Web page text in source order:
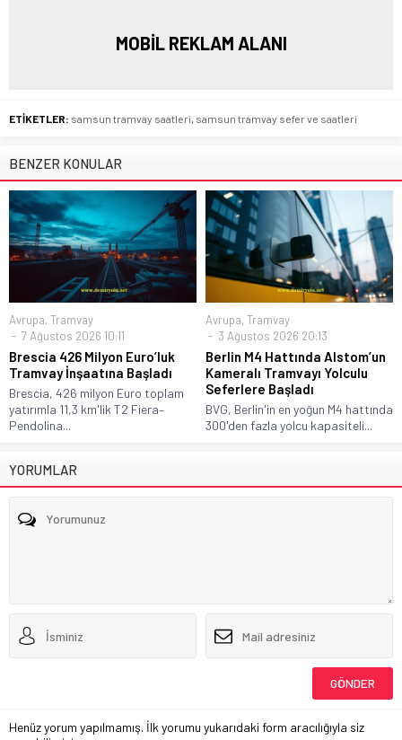
MOBİL REKLAM ALANI
ETİKETLER: samsun tramvay saatleri, samsun tramvay sefer ve saatleri
BENZER KONULAR
Avrupa, Tramvay
7 Ağustos 2026 10:11
Brescia 426 Milyon Euro’luk
Tramvay İnşaatına Başladı
Brescia, 426 milyon Euro toplam
yatırımla 11,3 km'lik T2 Fiera–
Pendolina...
Avrupa, Tramvay
3 Ağustos 2026 20:13
Berlin M4 Hattında Alstom’un
Kameralı Tramvayı Yolculu
Seferlere Başladı
BVG, Berlin'in en yoğun M4 hattında
300'den fazla yolcu kapasiteli...
YORUMLAR
Henüz yorum yapılmamış. İlk yorumu yukarıdaki form aracılığıyla siz